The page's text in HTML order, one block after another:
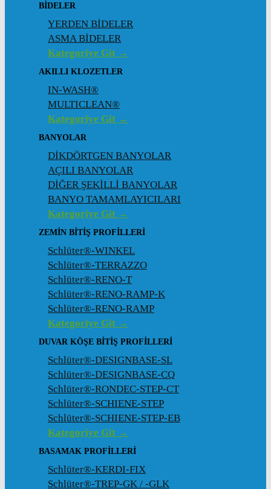
BİDELER
YERDEN BİDELER
ASMA BİDELER
Kategoriye Git →
AKILLI KLOZETLER
IN-WASH®
MULTICLEAN®
Kategoriye Git →
BANYOLAR
DİKDÖRTGEN BANYOLAR
AÇILI BANYOLAR
DİĞER ŞEKİLLİ BANYOLAR
BANYO TAMAMLAYICILARI
Kategoriye Git →
ZEMIN BITIŞ PROFILLERI
Schlüter®-WINKEL
Schlüter®-TERRAZZO
Schlüter®-RENO-T
Schlüter®-RENO-RAMP-K
Schlüter®-RENO-RAMP
Kategoriye Git →
DUVAR KÖŞE BITIŞ PROFILLERI
Schlüter®-DESIGNBASE-SL
Schlüter®-DESIGNBASE-CQ
Schlüter®-RONDEC-STEP-CT
Schlüter®-SCHIENE-STEP
Schlüter®-SCHIENE-STEP-EB
Kategoriye Git →
BASAMAK PROFILLERI
Schlüter®-KERDI-FIX
Schlüter®-TREP-GK / -GLK